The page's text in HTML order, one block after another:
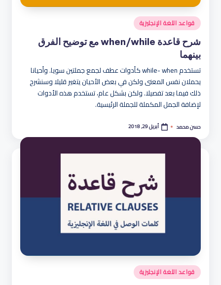
نُشر
في
قواعد اللغة الإنجليزية
شرح قاعدة when/while مع توضيح الفرق
بينهما
تستخدم while- when كأدوات عطف لجمع جملتين سويا. وأحيانا
يحملان نفس المعنى ولكن في بعض الأحيان يتغير قليلا وسنشرح
ذلك فيما بعد تفصيلا. ولكن بشكل عام، تستخدم هذه الأدوات
لإضافة الجمل المكملة للجملة الرئيسية.
تمّ
النشر
بواسطة
حسن محمد أبريل 29, 2018
نُشر
في
قواعد اللغة الإنجليزية